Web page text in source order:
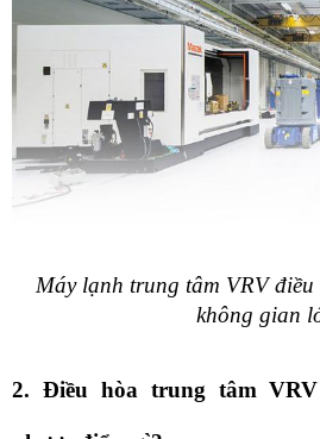
Máy lạnh trung tâm VRV
không gian
2. Điều hòa trung tâm